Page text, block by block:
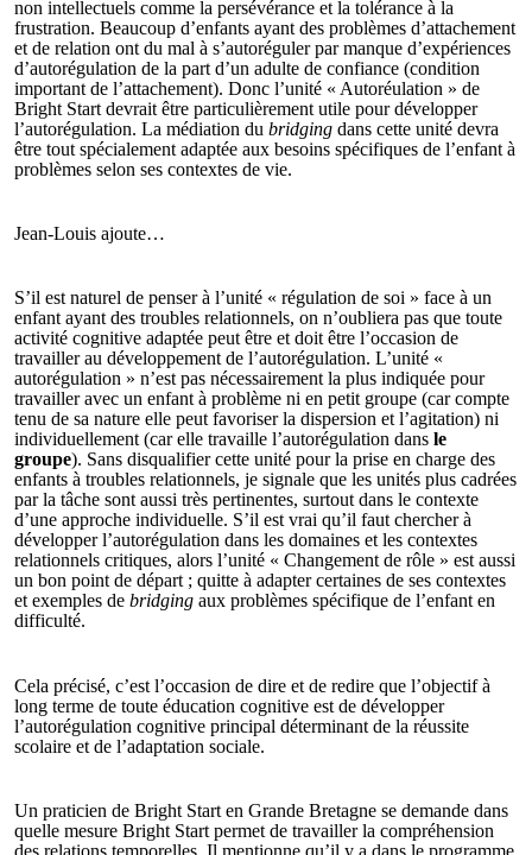
non intellectuels comme la persévérance et la tolérance à la
frustration. Beaucoup d’enfants ayant des problèmes d’attachement
et de relation ont du mal à s’autoréguler par manque d’expériences
d’autorégulation de la part d’un adulte de confiance (condition
important de l’attachement). Donc l’unité « Autoréulation » de
Bright Start devrait être particulièrement utile pour développer
l’autorégulation. La médiation du bridging dans cette unité devra
être tout spécialement adaptée aux besoins spécifiques de l’enfant à
problèmes selon ses contextes de vie.
Jean-Louis ajoute…
S’il est naturel de penser à l’unité « régulation de soi » face à un
enfant ayant des troubles relationnels, on n’oubliera pas que toute
activité cognitive adaptée peut être et doit être l’occasion de
travailler au développement de l’autorégulation. L’unité «
autorégulation » n’est pas nécessairement la plus indiquée pour
travailler avec un enfant à problème ni en petit groupe (car compte
tenu de sa nature elle peut favoriser la dispersion et l’agitation) ni
individuellement (car elle travaille l’autorégulation dans le
groupe). Sans disqualifier cette unité pour la prise en charge des
enfants à troubles relationnels, je signale que les unités plus cadrées
par la tâche sont aussi très pertinentes, surtout dans le contexte
d’une approche individuelle. S’il est vrai qu’il faut chercher à
développer l’autorégulation dans les domaines et les contextes
relationnels critiques, alors l’unité « Changement de rôle » est aussi
un bon point de départ ; quitte à adapter certaines de ses contextes
et exemples de bridging aux problèmes spécifique de l’enfant en
difficulté.
Cela précisé, c’est l’occasion de dire et de redire que l’objectif à
long terme de toute éducation cognitive est de développer
l’autorégulation cognitive principal déterminant de la réussite
scolaire et de l’adaptation sociale.
Un praticien de Bright Start en Grande Bretagne se demande dans
quelle mesure Bright Start permet de travailler la compréhension
des relations temporelles. Il mentionne qu’il y a dans le programme